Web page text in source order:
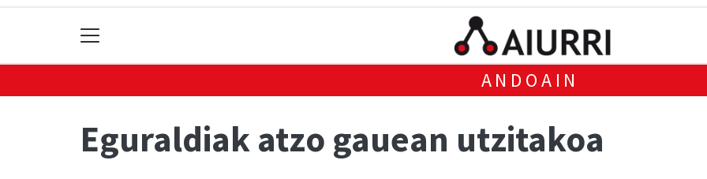
ANDOAIN
Eguraldiak atzo gauean utzitakoa